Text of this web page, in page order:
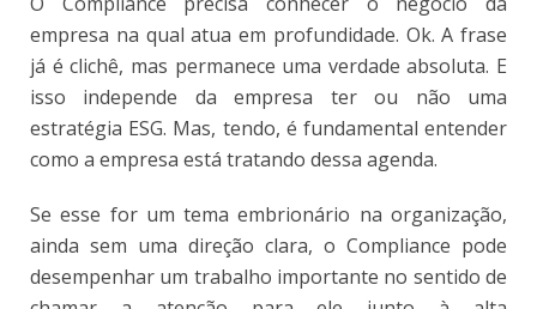
empresa na qual atua em profundidade. Ok. A frase
já é clichê, mas permanece uma verdade absoluta. E
isso independe da empresa ter ou não uma
estratégia ESG. Mas, tendo, é fundamental entender
como a empresa está tratando dessa agenda.
Se esse for um tema embrionário na organização,
ainda sem uma direção clara, o Compliance pode
desempenhar um trabalho importante no sentido de